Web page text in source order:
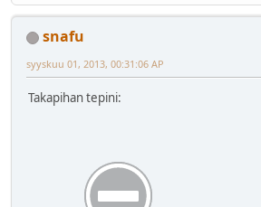
snafu
syyskuu 01, 2013, 00:31:06 AP
Takapihan tepini: